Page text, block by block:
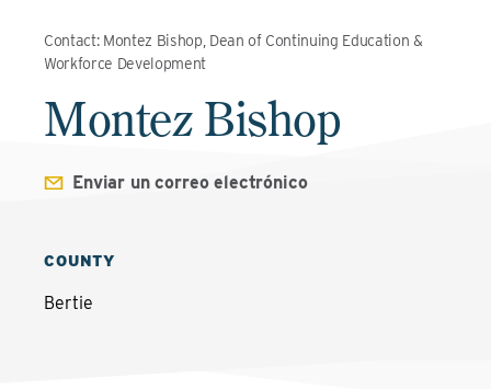
Contact: Montez Bishop, Dean of Continuing Education &
Workforce Development
Montez Bishop
Enviar un correo electrónico
COUNTY
Bertie